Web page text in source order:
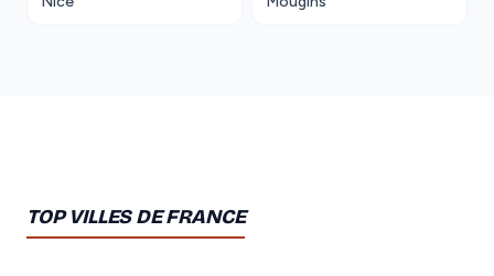
TOP VILLES DE FRANCE